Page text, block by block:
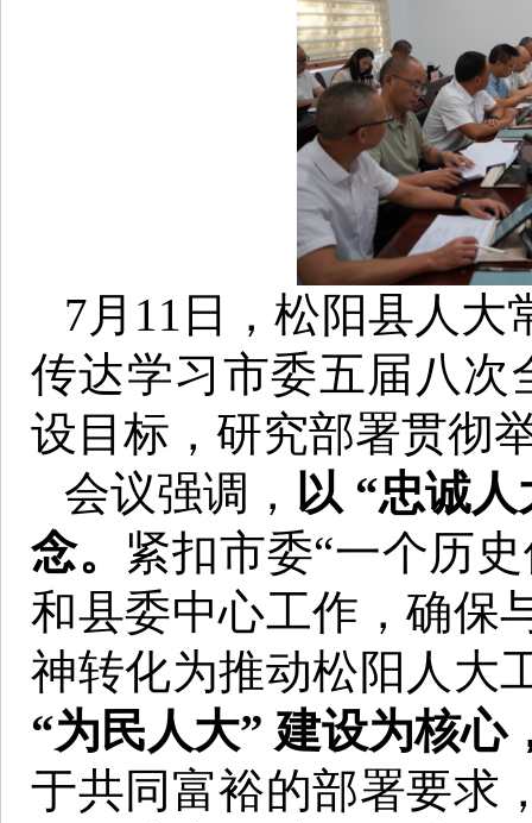
7月11日，松阳县人大
传达学习市委五届八次
设目标，研究部署贯彻
会议强调， 以 “忠诚
念。 紧扣市委“一个历
和县委中心工作，确保
神转化为推动松阳人大
“为民人大” 建设为核心
于共同富裕的部署要求